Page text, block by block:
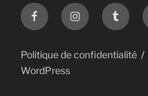
FacebookInstagramTumblr
Politique de confidentialité
WordPress